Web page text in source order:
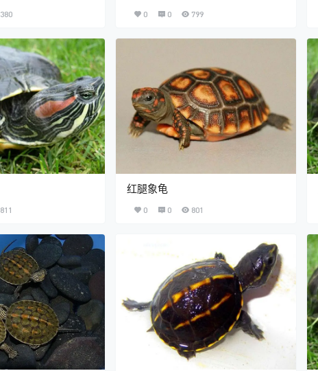
380 0 0 799
811
红腿象龟
0 0 801